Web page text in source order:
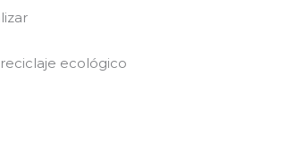
ecológico